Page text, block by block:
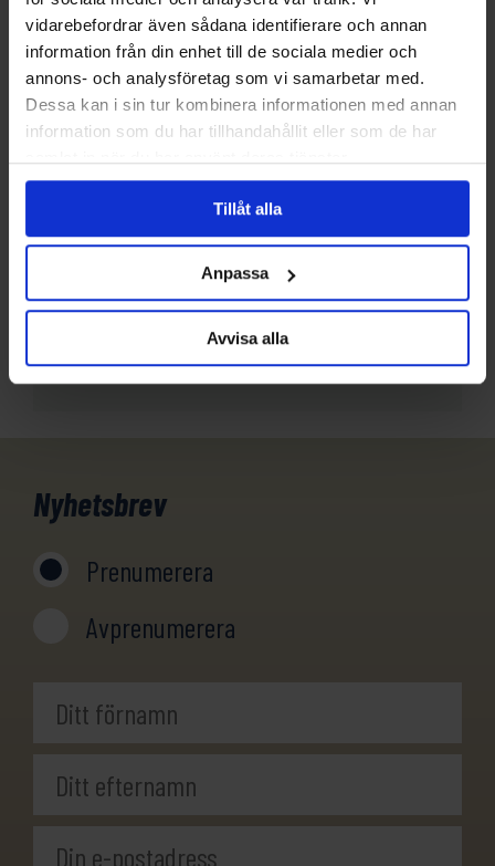
vidarebefordrar även sådana identifierare och annan
information från din enhet till de sociala medier och
annons- och analysföretag som vi samarbetar med.
Dessa kan i sin tur kombinera informationen med annan
information som du har tillhandahållit eller som de har
Tillåt alla
Anpassa
Avvisa alla
Frågor?
Nyhetsbrev
Prenumerera
Avprenumerera